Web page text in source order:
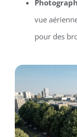
vue
pour des